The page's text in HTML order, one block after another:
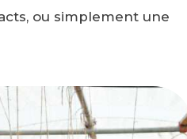
ou simplement une